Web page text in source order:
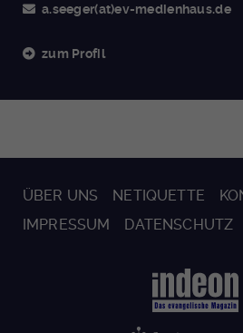
a.seeger(at)ev-medienhaus.de
zum Profil
ÜBER UNS NETIQUETTE
IMPRESSUM
DATENSCHUTZ